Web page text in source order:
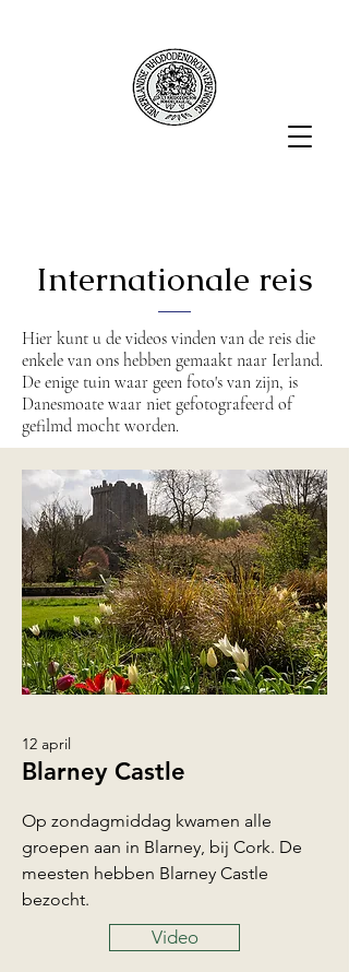
Internationale reis
Hier kunt u de videos vinden van de reis die
enkele van ons hebben gemaakt naar Ierland.
De enige tuin waar geen foto's van zijn, is
Danesmoate waar niet gefotografeerd of
gefilmd mocht worden.
12 april
Blarney Castle
Op zondagmiddag kwamen alle
groepen aan in Blarney, bij Cork. De
meesten hebben Blarney Castle
bezocht.
Video